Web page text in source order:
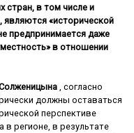
стран, в том числе и
являются «исторической
предпринимается даже
в отношении
, согласно
должны оставаться
перспективе
в регионе, в результате